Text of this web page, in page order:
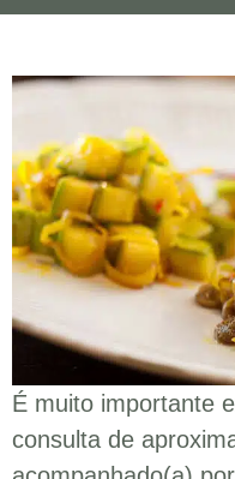
É muito importante
consulta de